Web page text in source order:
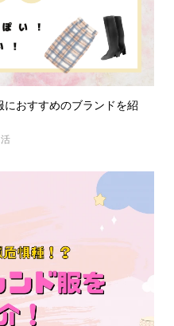
におすすめのブランドを紹